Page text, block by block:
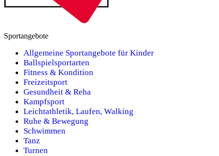
Sportangebote
Allgemeine Sportangebote für Kinder
Ballspielsportarten
Fitness & Kondition
Freizeitsport
Gesundheit & Reha
Kampfsport
Leichtathletik, Laufen, Walking
Ruhe & Bewegung
Schwimmen
Tanz
Turnen